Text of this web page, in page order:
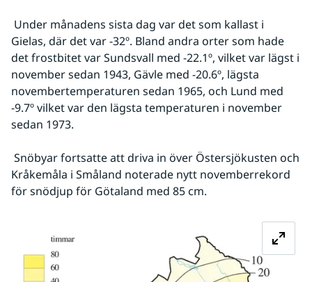
Gielas, där det var -32º. Bland andra orter som hade
det frostbitet var Sundsvall med -22.1º, vilket var lägst i
november sedan 1943, Gävle med -20.6º, lägsta
novembertemperaturen sedan 1965, och Lund med
-9.7º vilket var den lägsta temperaturen i november
sedan 1973.
Kråkemåla i Småland noterade nytt novemberrekord
för snödjup för Götaland med 85 cm.